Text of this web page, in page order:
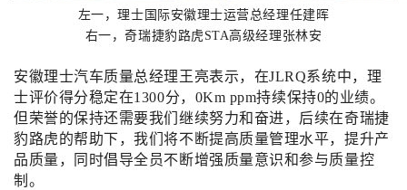
左一，理士国际安徽理士运营总经理任建晖
右一，奇瑞捷豹路虎STA高级经理张林安
安徽理士汽车质量总经理王亮表示，在JLRQ系统中，理
士评价得分稳定在1300分，0Km ppm持续保持0的业绩。
但荣誉的保持还需要我们继续努力和奋进，后续在奇瑞捷
豹路虎的帮助下，我们将不断提高质量管理水平，提升产
品质量，同时倡导全员不断增强质量意识和参与质量控
制。